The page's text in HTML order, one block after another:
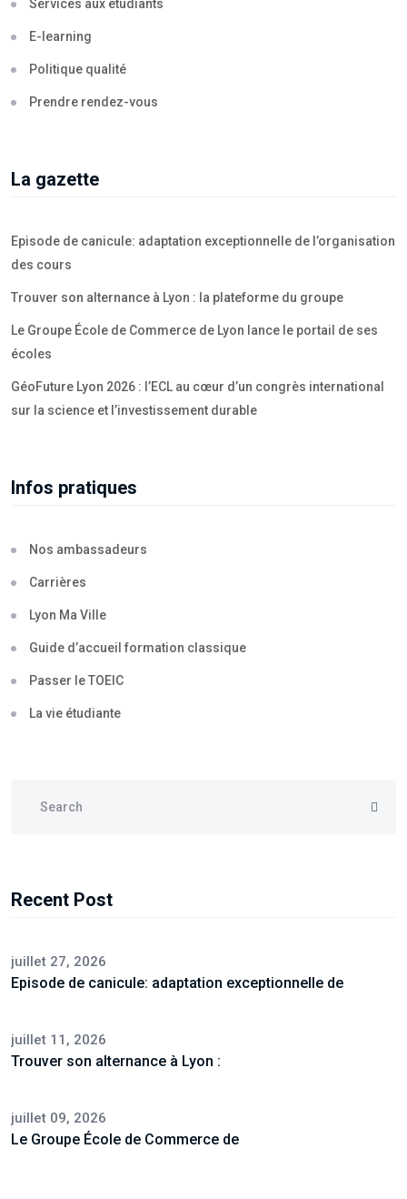
Services aux étudiants
E-learning
Politique qualité
Prendre rendez-vous
La gazette
Episode de canicule: adaptation exceptionnelle de l’organisation
des cours
Trouver son alternance à Lyon : la plateforme du groupe
Le Groupe École de Commerce de Lyon lance le portail de ses
écoles
GéoFuture Lyon 2026 : l’ECL au cœur d’un congrès international
sur la science et l’investissement durable
Infos pratiques
Nos ambassadeurs
Carrières
Lyon Ma Ville
Guide d’accueil formation classique
Passer le TOEIC
La vie étudiante
Recent Post
juillet 27, 2026
Episode de canicule: adaptation exceptionnelle de
juillet 11, 2026
Trouver son alternance à Lyon :
juillet 09, 2026
Le Groupe École de Commerce de